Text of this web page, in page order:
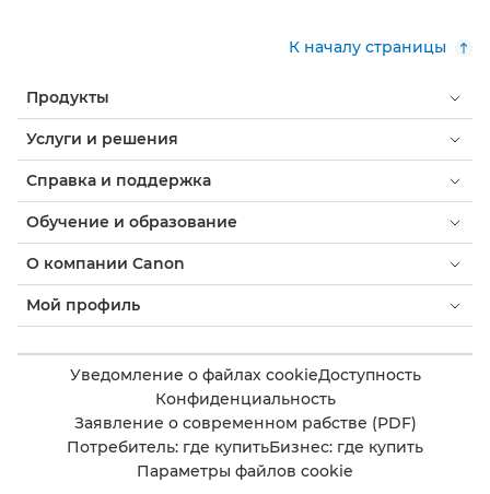
К началу страницы
Продукты
Услуги и решения
Справка и поддержка
Обучение и образование
О компании Canon
Мой профиль
Уведомление о файлах cookieДоступность
Конфиденциальность
Заявление о современном рабстве (PDF)
Потребитель: где купитьБизнес: где купить
Параметры файлов cookie